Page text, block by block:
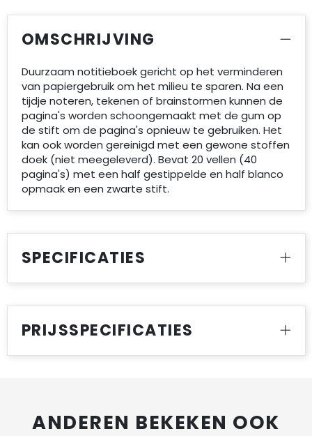
OMSCHRIJVING
Duurzaam notitieboek gericht op het verminderen
van papiergebruik om het milieu te sparen. Na een
tijdje noteren, tekenen of brainstormen kunnen de
pagina's worden schoongemaakt met de gum op
de stift om de pagina's opnieuw te gebruiken. Het
kan ook worden gereinigd met een gewone stoffen
doek (niet meegeleverd). Bevat 20 vellen (40
pagina's) met een half gestippelde en half blanco
opmaak en een zwarte stift.
SPECIFICATIES
PRIJSSPECIFICATIES
ANDEREN BEKEKEN OOK